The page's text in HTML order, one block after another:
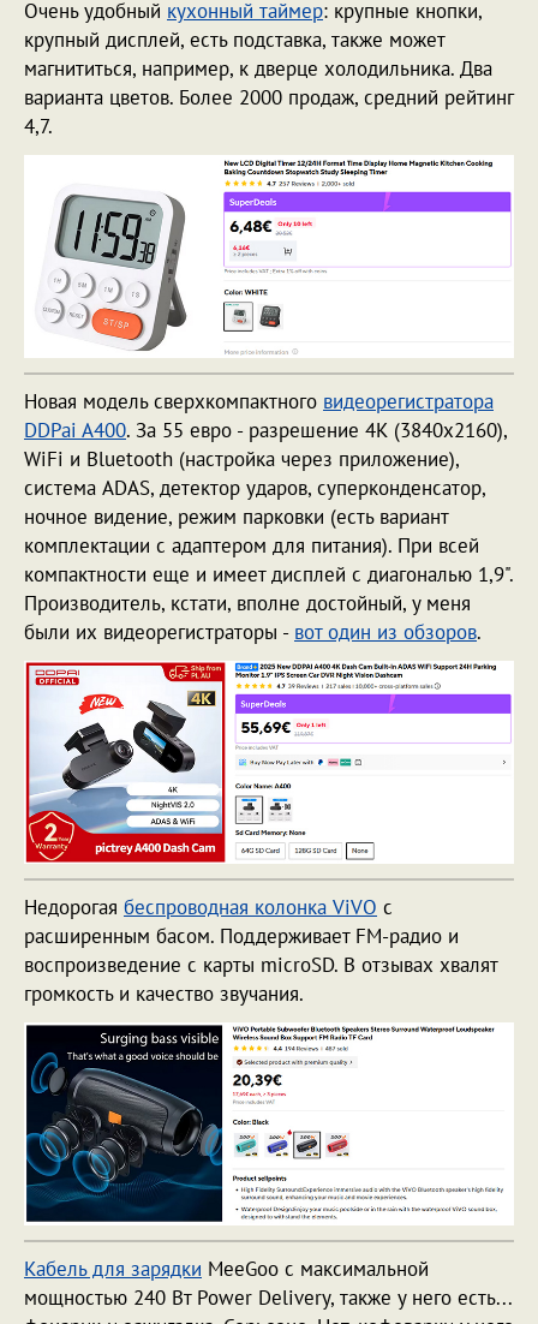
Очень удобный кухонный таймер: крупные кнопки,
крупный дисплей, есть подставка, также может
магнититься, например, к дверце холодильника. Два
варианта цветов. Более 2000 продаж, средний рейтинг
4,7.
Новая модель сверхкомпактного видеорегистратора
DDPai A400. За 55 евро - разрешение 4К (3840x2160),
WiFi и Bluetooth (настройка через приложение),
система ADAS, детектор ударов, суперконденсатор,
ночное видение, режим парковки (есть вариант
комплектации с адаптером для питания). При всей
компактности еще и имеет дисплей с диагональю 1,9".
Производитель, кстати, вполне достойный, у меня
были их видеорегистраторы - вот один из обзоров.
Недорогая беспроводная колонка ViVO с
расширенным басом. Поддерживает FM-радио и
воспроизведение с карты microSD. В отзывах хвалят
громкость и качество звучания.
Кабель для зарядки MeeGoo с максимальной
мощностью 240 Вт Power Delivery, также у него есть...